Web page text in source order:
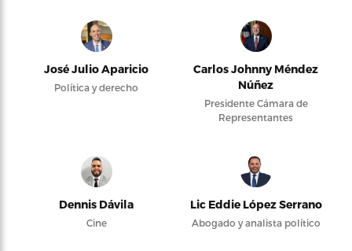
José Julio Aparicio
Política y derecho
Carlos Johnny Méndez
Núñez
Presidente Cámara de
Representantes
Dennis Dávila
Cine
Lic Eddie López Serrano
Abogado y analista político